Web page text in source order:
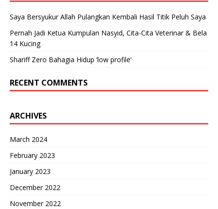
Saya Bersyukur Allah Pulangkan Kembali Hasil Titik Peluh Saya
Pernah Jadi Ketua Kumpulan Nasyid, Cita-Cita Veterinar & Bela
14 Kucing
Shariff Zero Bahagia Hidup ‘low profile’
RECENT COMMENTS
ARCHIVES
March 2024
February 2023
January 2023
December 2022
November 2022